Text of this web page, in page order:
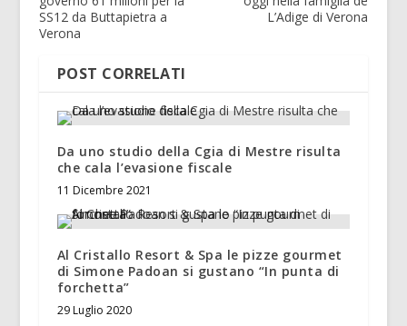
SS12 da Buttapietra a
Verona
L’Adige di Verona
POST CORRELATI
Da uno studio della Cgia di Mestre risulta
che cala l’evasione fiscale
11 Dicembre 2021
Al Cristallo Resort & Spa le pizze gourmet
di Simone Padoan si gustano “In punta di
forchetta”
29 Luglio 2020